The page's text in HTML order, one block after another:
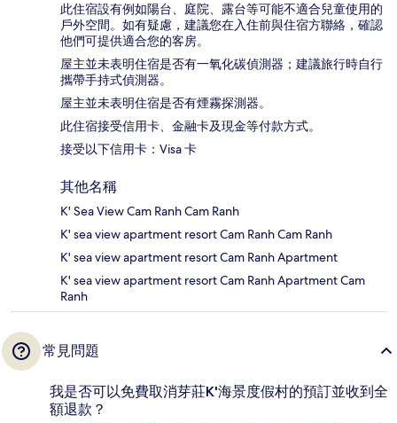
此住宿設有例如陽台、庭院、露台等可能不適合兒童使用的
戶外空間。如有疑慮，建議您在入住前與住宿方聯絡，確認
他們可提供適合您的客房。
屋主並未表明住宿是否有一氧化碳偵測器；建議旅行時自行
攜帶手持式偵測器。
屋主並未表明住宿是否有煙霧探測器。
此住宿接受信用卡、金融卡及現金等付款方式。
接受以下信用卡：Visa 卡
其他名稱
K' Sea View Cam Ranh Cam Ranh
K' sea view apartment resort Cam Ranh Cam Ranh
K' sea view apartment resort Cam Ranh Apartment
K' sea view apartment resort Cam Ranh Apartment Cam
Ranh
常見問題
我是否可以免費取消芽莊K'海景度假村的預訂並收到全
額退款？